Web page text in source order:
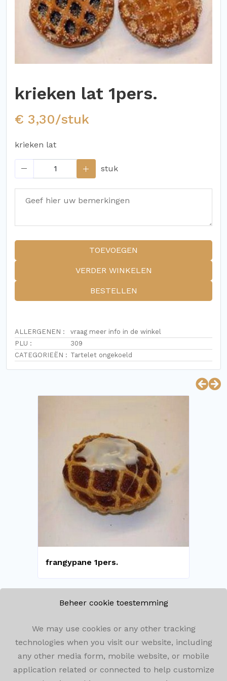
krieken lat 1pers.
€ 3,30/stuk
krieken lat
stuk
TOEVOEGEN
VERDER WINKELEN
BESTELLEN
ALLERGENEN :
vraag meer info in de winkel
PLU :
309
CATEGORIEËN : Tartelet ongekoeld
frangypane 1pers.
Winkelomseheide 182, 2440 Geel
014/59.05.72 info@bakkerijwimenels.be
Beheer cookie toestemming
We may use cookies or any other tracking
technologies when you visit our website, including
any other media form, mobile website, or mobile
application related or connected to help customize